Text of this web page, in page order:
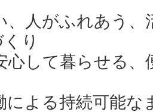
人がふれあう、
り
して暮らせる、
よる持続可能な